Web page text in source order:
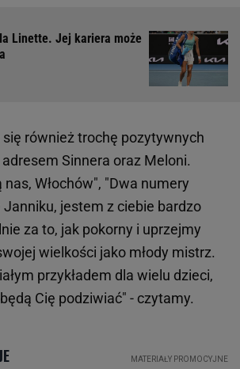
Linette. Jej kariera może
się również trochę pozytywnych
Sinnera oraz Meloni.
Włochów", "Dwa numery
Janniku, jestem z ciebie bardzo
za to, jak pokorny i uprzejmy
wielkości jako młody mistrz.
przykładem dla wielu dzieci,
Cię podziwiać" - czytamy.